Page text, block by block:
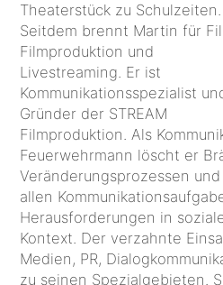
Theaterstück zu Schulzeiten.
Seitdem brennt Martin für
Filmproduktion und
Livestreaming. Er ist
Kommunikationsspezialist
Gründer der STREAM
Filmproduktion. Als
Feuerwehrmann löscht er
Veränderungsprozessen
allen
Herausforderungen in
Kontext. Der verzahnte
Medien, PR,
zu seinen Spezialgebieten.